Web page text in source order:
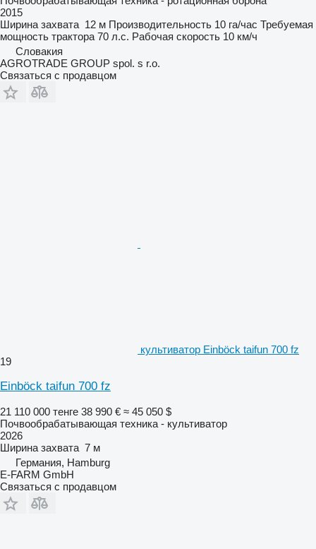
2015
Ширина захвата 12 м Производительность 10 га/час Требуемая
мощность трактора 70 л.с. Рабочая скорость 10 км/ч
Словакия
AGROTRADE GROUP spol. s r.o.
Связаться с продавцом
культиватор Einböck taifun 700 fz
19
Einböck taifun 700 fz
21 110 000 тенге 38 990 € ≈ 45 050 $
Почвообрабатывающая техника - культиватор
2026
Ширина захвата 7 м
Германия, Hamburg
E-FARM GmbH
Связаться с продавцом